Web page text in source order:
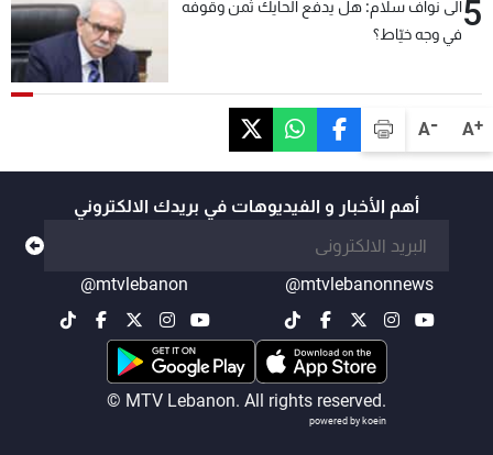
A+
A-
5الى نواف سلام: هل يدفع الحايك ثمن وقوفه
في وجه خيّاط؟
أهم الأخبار و الفيديوهات في بريدك الالكتروني
@mtvlebanonnews
@mtvlebanon
© MTV Lebanon. All rights reserved.
powered by koein